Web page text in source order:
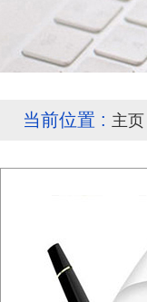
当前位置 : 主页